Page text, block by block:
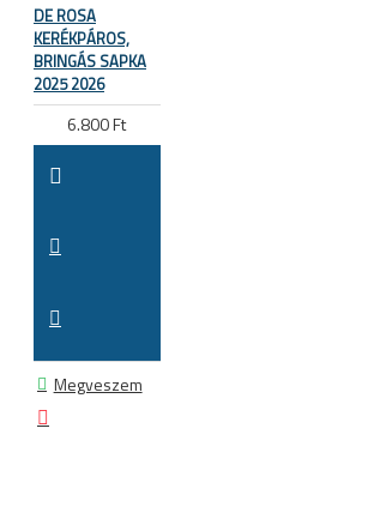
DE ROSA
KERÉKPÁROS,
BRINGÁS SAPKA
2025 2026
6.800 Ft
Megveszem